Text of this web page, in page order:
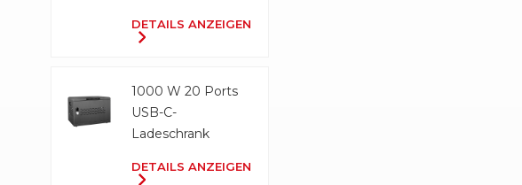
DETAILS ANZEIGEN
1000 W 20 Ports
USB-C-
Ladeschrank
DETAILS ANZEIGEN